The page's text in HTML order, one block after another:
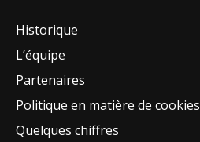
Historique
L’équipe
Partenaires
Politique en matière de cookies
Quelques chiffres